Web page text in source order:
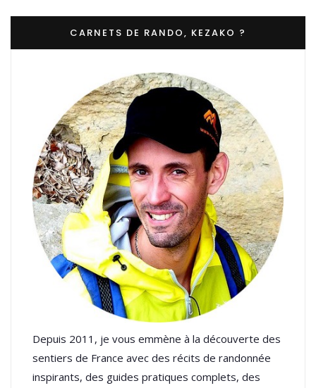
CARNETS DE RANDO, KEZAKO ?
Depuis 2011, je vous emmène à la découverte des
sentiers de France avec des récits de randonnée
inspirants, des guides pratiques complets, des